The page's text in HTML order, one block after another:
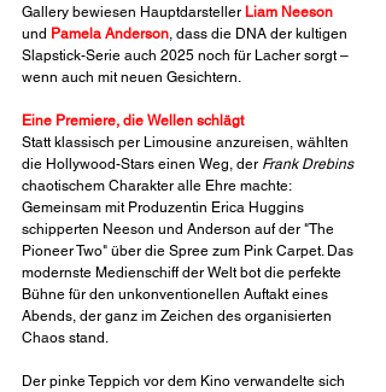
Gallery bewiesen Hauptdarsteller Liam Neeson
und Pamela Anderson, dass die DNA der kultigen
Slapstick-Serie auch 2025 noch für Lacher sorgt –
wenn auch mit neuen Gesichtern.
Eine Premiere, die Wellen schlägt
Statt klassisch per Limousine anzureisen, wählten
die Hollywood-Stars einen Weg, der Frank Drebins
chaotischem Charakter alle Ehre machte:
Gemeinsam mit Produzentin Erica Huggins
schipperten Neeson und Anderson auf der "The
Pioneer Two" über die Spree zum Pink Carpet. Das
modernste Medienschiff der Welt bot die perfekte
Bühne für den unkonventionellen Auftakt eines
Abends, der ganz im Zeichen des organisierten
Chaos stand.
Der pinke Teppich vor dem Kino verwandelte sich